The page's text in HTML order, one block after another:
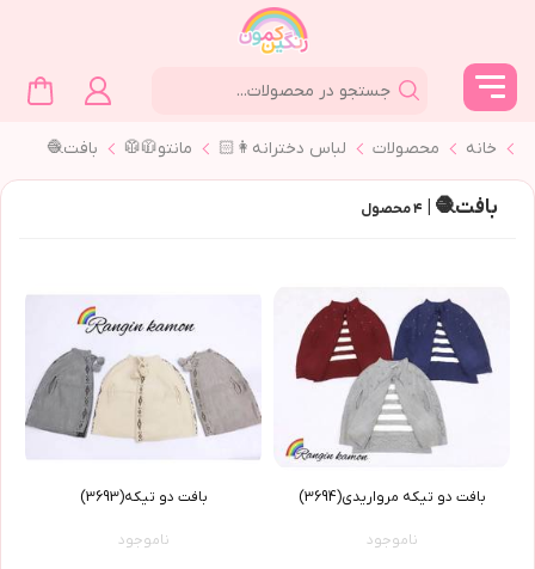
خانه محصولات لباس دخترانه👩🏻 مانتو🧥🥼 بافت🧶
بافت🧶 | ۴محصول
بافت دو تیکه مرواریدی(3694)
ناموجود
بافت دو تیکه(3693)
ناموجود